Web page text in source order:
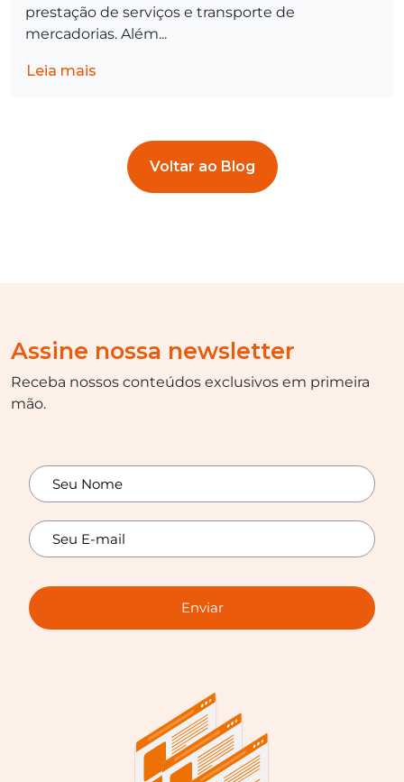
prestação de serviços e transporte de
mercadorias. Além...
Leia mais
Voltar ao Blog
Assine nossa newsletter
Receba nossos conteúdos exclusivos em primeira
mão.
Enviar